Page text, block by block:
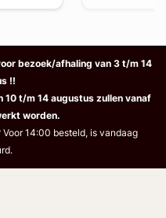
bezoek/afhaling van 3 t/m 14
!!
10 t/m 14 augustus zullen vanaf
worden.
14:00 besteld, is vandaag